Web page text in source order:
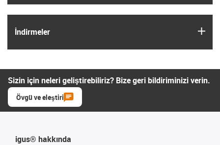
İndirmeler
Sizin için neleri geliştirebiliriz? Bize geri bildiriminizi verin.
Övgü ve eleştiri
igus® hakkında